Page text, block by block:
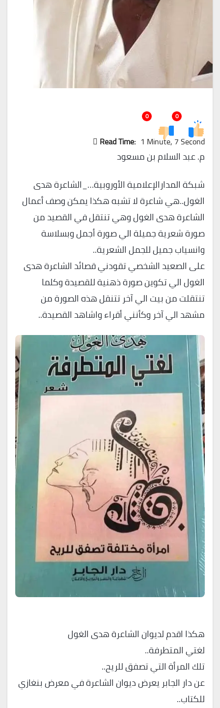
0
0
Read Time: 1 Minute, 7 Second
م. عبد السلام بن مسعود
شبكة المدارالإعلامية الأوروبية…_الشاعرة هدى
الغول..هي شاعرة لا تشبه هكذا يمكن وصف أعمال
الشاعرة هدى الغول وهي تنتقل في القصيد من
صورة شعرية جميلة الي صورة أجمل وبسلاسة
وانسياب جميل للجمل الشعرية..
على الصعيد الشخصي تقودني قصائد الشاعرة هدى
الغول الي تكوين صورة ذهنية للقصيدة وكلما
تنتقلت من بيت الي آخر تتنقل هذه الصورة من
مشهد الي آخر وكأنني أقراء واشاهد القصيدة..
هكذا اقدم لديوان الشاعرة هدى الغول
لغتي المتطرفة..
تلك المرأة التي تصفق للريح..
عن دار الجابر يعرض ديوان الشاعرة في معرض بنغازي
للكتاب..